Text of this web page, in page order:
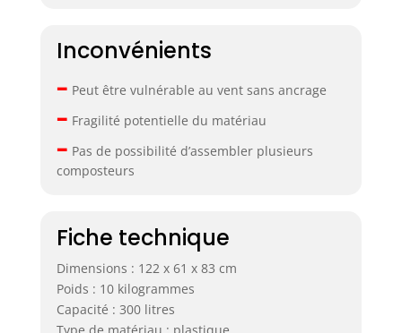
Inconvénients
– Peut être vulnérable au vent sans ancrage
– Fragilité potentielle du matériau
– Pas de possibilité d’assembler plusieurs
composteurs
Fiche technique
Dimensions : 122 x 61 x 83 cm
Poids : 10 kilogrammes
Capacité : 300 litres